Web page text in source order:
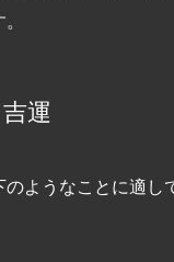
運
ようなことに適し